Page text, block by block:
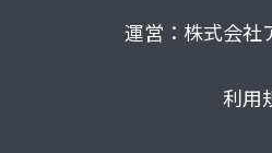
運営：株式会社
利用